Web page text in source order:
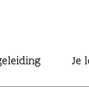
Je